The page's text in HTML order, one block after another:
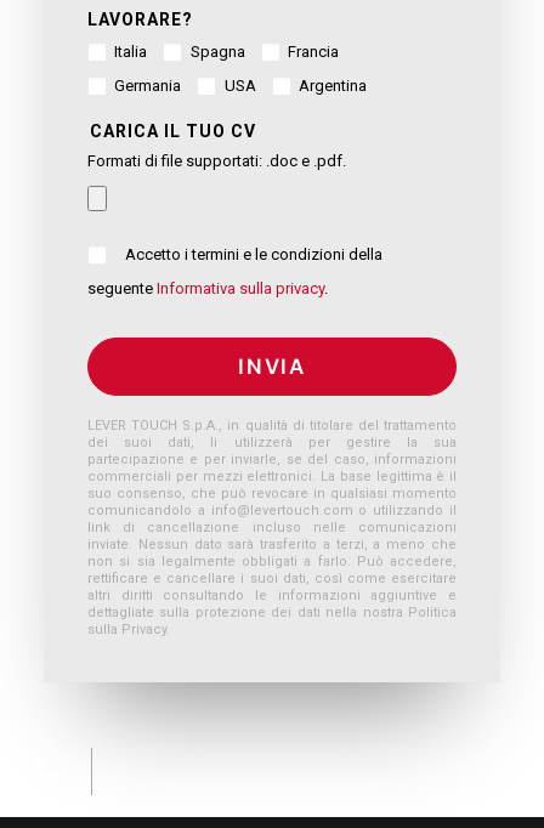
LAVORARE?
Italia Spagna
Francia
Germania
USA Argentina
CARICA IL TUO CV
Formati di file supportati: .doc e .pdf.
Accetto i termini e le condizioni della
seguente Informativa sulla privacy.
LEVER TOUCH S.p.A., in qualità di titolare del trattamento
dei suoi dati, li utilizzerà per gestire la sua
partecipazione e per inviarle, se del caso, informazioni
commerciali per mezzi elettronici. La base legittima è il
suo consenso, che può revocare in qualsiasi momento
comunicandolo a info@levertouch.com o utilizzando il
link di cancellazione incluso nelle comunicazioni
inviate. Nessun dato sarà trasferito a terzi, a meno che
non si sia legalmente obbligati a farlo. Può accedere,
rettificare e cancellare i suoi dati, così come esercitare
altri diritti consultando le informazioni aggiuntive e
dettagliate sulla protezione dei dati nella nostra Politica
sulla Privacy.